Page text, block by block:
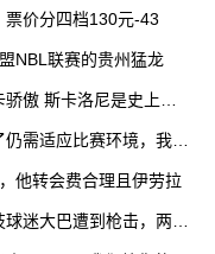
票价分四档130元-43
NBL联赛的贵州猛龙
傲 斯卡洛尼是史上最
需适应比赛环境，我还
他转会费合理且伊劳拉
迷大巴遭到枪击，两人